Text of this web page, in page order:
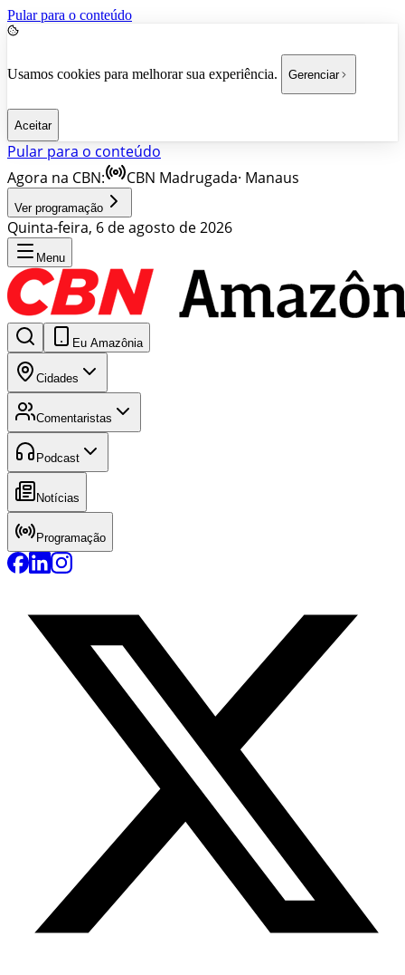
Pular para o conteúdo
Usamos cookies para melhorar sua experiência. Gerenciar
Aceitar
Pular para o conteúdo
Agora na CBN:
CBN Madrugada· Manaus
Ver programação
Quinta-feira, 6 de agosto de 2026
Menu
Eu Amazônia
Cidades
Comentaristas
Podcast
Notícias
Programação